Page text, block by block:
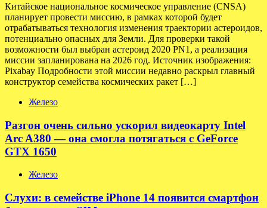
Китайское национальное космическое управление (CNSA)
планирует провести миссию, в рамках которой будет
отрабатываться технология изменения траектории астероидов,
потенциально опасных для Земли. Для проверки такой
возможности был выбран астероид 2020 PN1, а реализация
миссии запланирована на 2026 год. Источник изображения:
Pixabay Подробности этой миссии недавно раскрыл главный
конструктор семейства космических ракет […]
Железо
Разгон очень сильно ускорил видеокарту Intel
Arc A380 — она смогла потягаться с GeForce
GTX 1650
Железо
Слухи: в семействе iPhone 14 появится смартфон